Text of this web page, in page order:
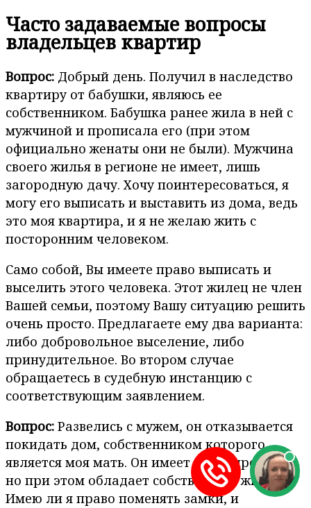
Часто задаваемые вопросы
владельцев квартир
Вопрос: Добрый день. Получил в наследство
квартиру от бабушки, являюсь ее
собственником. Бабушка ранее жила в ней с
мужчиной и прописала его (при этом
официально женаты они не были). Мужчина
своего жилья в регионе не имеет, лишь
загородную дачу. Хочу поинтересоваться, я
могу его выписать и выставить из дома, ведь
это моя квартира, и я не желаю жить с
посторонним человеком.
Само собой, Вы имеете право выписать и
выселить этого человека. Этот жилец не член
Вашей семьи, поэтому Вашу ситуацию решить
очень просто. Предлагаете ему два варианта:
либо добровольное выселение, либо
принудительное. Во втором случае
обращаетесь в судебную инстанцию с
соответствующим заявлением.
Вопрос: Развелись с мужем, он отказывается
покидать дом, собственником которого
является моя мать. Он имеет в нем прописку,
но при этом обладает собственным жильем.
Имею ли я право поменять замки, и